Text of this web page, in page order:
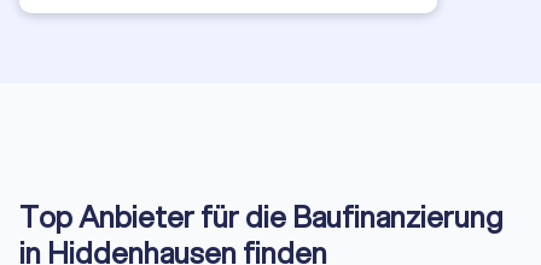
Top Anbieter für die Baufinanzierung
in Hiddenhausen finden